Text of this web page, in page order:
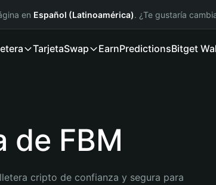
en Español (Latinoamérica). ¿Te gustaría
TarjetaSwap EarnPredictionsBitget
de FBM
cripto de confianza y segura para